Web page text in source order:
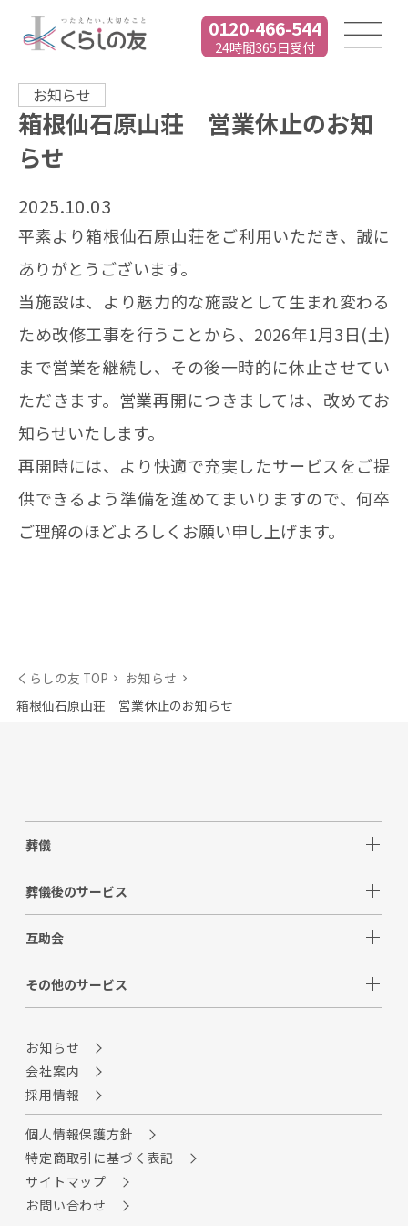
0120-466-544
24時間365日受付
お知らせ
箱根仙石原山荘 営業休止のお知
らせ
2025.10.03
平素より箱根仙石原山荘をご利用いただき、誠に
ありがとうございます。
当施設は、より魅力的な施設として生まれ変わる
ため改修⼯事を行うことから、2026年1月3日(土)
まで営業を継続し、その後一時的に休止させてい
ただきます。営業再開につきましては、改めてお
知らせいたします。
再開時には、より快適で充実したサービスをご提
供できるよう準備を進めてまいりますので、何卒
ご理解のほどよろしくお願い申し上げます。
くらしの友 TOP
お知らせ
箱根仙石原山荘 営業休止のお知らせ
葬儀
葬儀後のサービス
互助会
その他のサービス
お知らせ
会社案内
採用情報
個人情報保護方針
特定商取引に基づく表記
サイトマップ
お問い合わせ